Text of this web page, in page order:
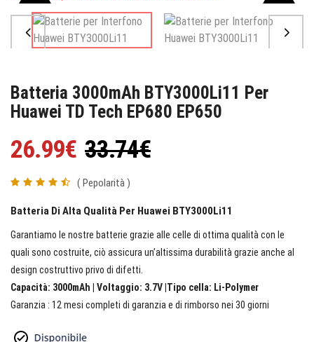
Sale
Batteria 3000mAh BTY3000Li11 Per
Huawei TD Tech EP680 EP650
26.99€ 33.74€
( Pepolarità )
Batteria Di Alta Qualità Per Huawei BTY3000Li11
Garantiamo le nostre batterie grazie alle celle di ottima qualità con le
quali sono costruite, ciò assicura un’altissima durabilità grazie anche al
design costruttivo privo di difetti.
Capacità: 3000mAh | Voltaggio: 3.7V |Tipo cella: Li-Polymer
Garanzia : 12 mesi completi di garanzia e di rimborso nei 30 giorni